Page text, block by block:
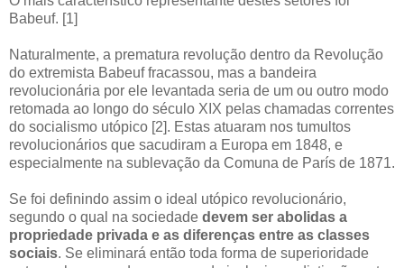
Babeuf. [1]
Naturalmente, a prematura revolução dentro da Revolução
do extremista Babeuf fracassou, mas a bandeira
revolucionária por ele levantada seria de um ou outro modo
retomada ao longo do século XIX pelas chamadas correntes
do socialismo utópico [2]. Estas atuaram nos tumultos
revolucionários que sacudiram a Europa em 1848, e
especialmente na sublevação da Comuna de París de 1871.
Se foi definindo assim o ideal utópico revolucionário,
segundo o qual na sociedade devem ser abolidas a
propriedade privada e as diferenças entre as classes
sociais. Se eliminará então toda forma de superioridade